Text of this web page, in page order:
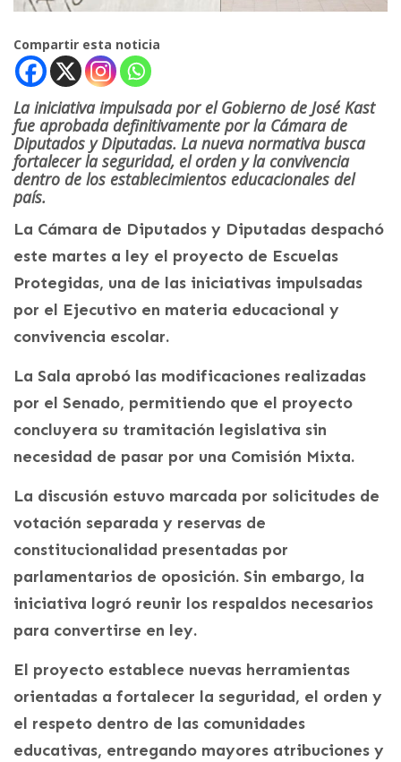
Compartir esta noticia
La iniciativa impulsada por el Gobierno de José Kast
fue aprobada definitivamente por la Cámara de
Diputados y Diputadas. La nueva normativa busca
fortalecer la seguridad, el orden y la convivencia
dentro de los establecimientos educacionales del
país.
La Cámara de Diputados y Diputadas despachó
este martes a ley el proyecto de Escuelas
Protegidas, una de las iniciativas impulsadas
por el Ejecutivo en materia educacional y
convivencia escolar.
La Sala aprobó las modificaciones realizadas
por el Senado, permitiendo que el proyecto
concluyera su tramitación legislativa sin
necesidad de pasar por una Comisión Mixta.
La discusión estuvo marcada por solicitudes de
votación separada y reservas de
constitucionalidad presentadas por
parlamentarios de oposición. Sin embargo, la
iniciativa logró reunir los respaldos necesarios
para convertirse en ley.
El proyecto establece nuevas herramientas
orientadas a fortalecer la seguridad, el orden y
el respeto dentro de las comunidades
educativas, entregando mayores atribuciones y